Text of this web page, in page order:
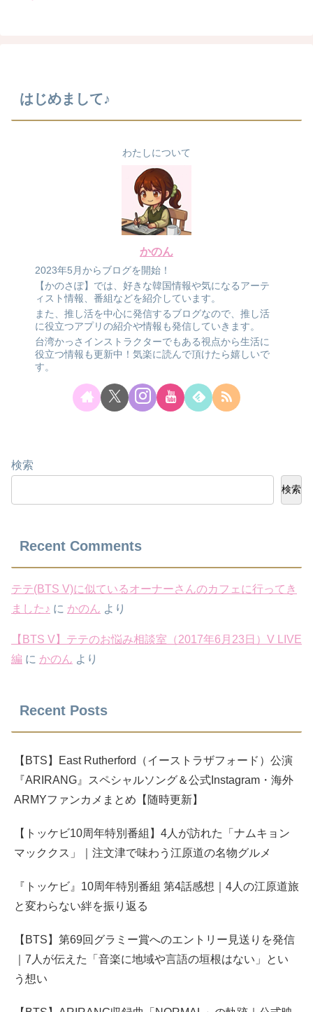
はじめまして♪
わたしについて
かのん
2023年5月からブログを開始！
【かのさぽ】では、好きな韓国情報や気になるアーテ
ィスト情報、番組などを紹介しています。
また、推し活を中心に発信するブログなので、推し活
に役立つアプリの紹介や情報も発信していきます。
台湾かっさインストラクターでもある視点から生活に
役立つ情報も更新中！気楽に読んで頂けたら嬉しいで
す。
検索
検索
Recent Comments
テテ(BTS V)に似ているオーナーさんのカフェに行ってき
ました♪ に かのん より
【BTS V】テテのお悩み相談室（2017年6月23日）V LIVE
編 に かのん より
Recent Posts
【BTS】East Rutherford（イーストラザフォード）公演
『ARIRANG』スペシャルソング＆公式Instagram・海外
ARMYファンカメまとめ【随時更新】
【トッケビ10周年特別番組】4人が訪れた「ナムキョン
マッククス」｜注文津で味わう江原道の名物グルメ
『トッケビ』10周年特別番組 第4話感想｜4人の江原道旅
と変わらない絆を振り返る
【BTS】第69回グラミー賞へのエントリー見送りを発信
｜7人が伝えた「音楽に地域や言語の垣根はない」とい
う想い